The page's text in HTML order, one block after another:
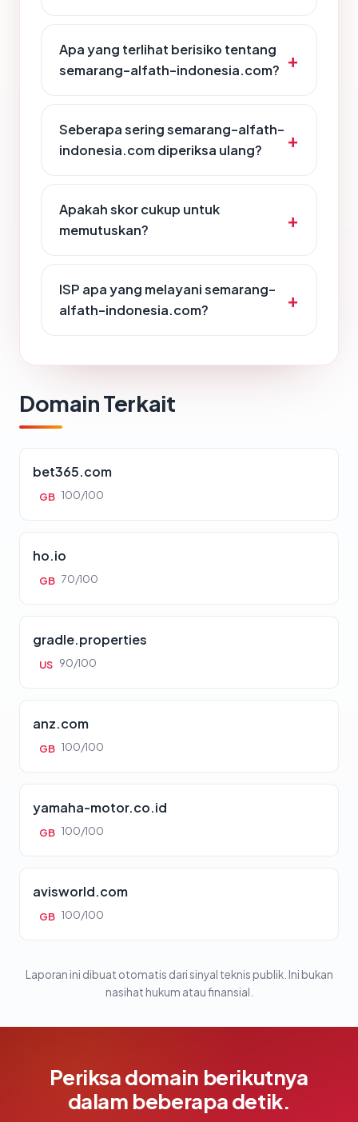
Apa yang terlihat berisiko tentang
semarang-alfath-indonesia.com?
Seberapa sering semarang-alfath-
indonesia.com diperiksa ulang?
Apakah skor cukup untuk
memutuskan?
ISP apa yang melayani semarang-
alfath-indonesia.com?
Domain Terkait
bet365.com
GB 100/100
ho.io
GB 70/100
gradle.properties
US 90/100
anz.com
GB 100/100
yamaha-motor.co.id
GB 100/100
avisworld.com
GB 100/100
Laporan ini dibuat otomatis dari sinyal teknis publik. Ini bukan
nasihat hukum atau finansial.
Periksa domain berikutnya
dalam beberapa detik.